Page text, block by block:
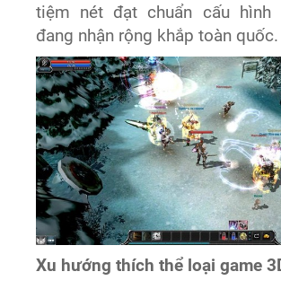
tiệm nét đạt chuẩn cấu hình
đang nhận rộng khắp toàn quốc.
Xu hướng thích thể loại game